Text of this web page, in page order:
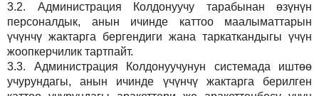
3.2. Администрация
Колдонуучу тарабынан өзүнүн
персоналдык, анын ичинде каттоо маалыматтарын
үчүнчү жактарга бергендиги жана таркаткандыгы үчүн
жоопкерчилик тартпайт.
3.3. Администрация Колдонуучунун системада иштөө
учурундагы, анын ичинде үчүнчү жактарга берилген